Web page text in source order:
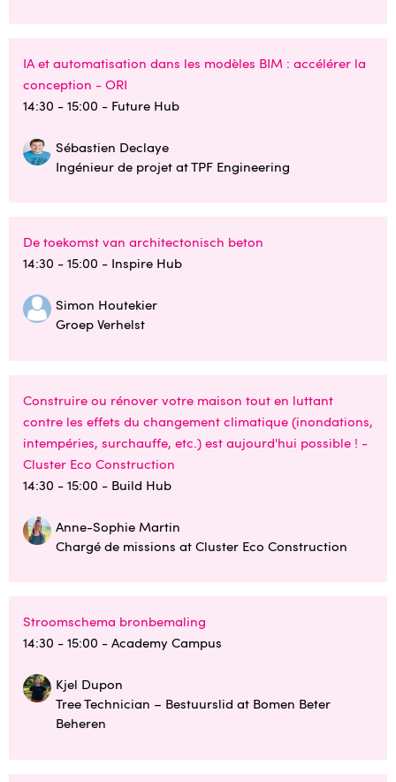
IA et automatisation dans les modèles BIM : accélérer la
conception - ORI
14:30 - 15:00 - Future Hub
Sébastien Declaye
Ingénieur de projet at TPF Engineering
De toekomst van architectonisch beton
14:30 - 15:00 - Inspire Hub
Simon Houtekier
Groep Verhelst
Construire ou rénover votre maison tout en luttant
contre les effets du changement climatique (inondations,
intempéries, surchauffe, etc.) est aujourd'hui possible ! -
Cluster Eco Construction
14:30 - 15:00 - Build Hub
Anne-Sophie Martin
Chargé de missions at Cluster Eco Construction
Stroomschema bronbemaling
14:30 - 15:00 - Academy Campus
Kjel Dupon
Tree Technician – Bestuurslid at Bomen Beter
Beheren